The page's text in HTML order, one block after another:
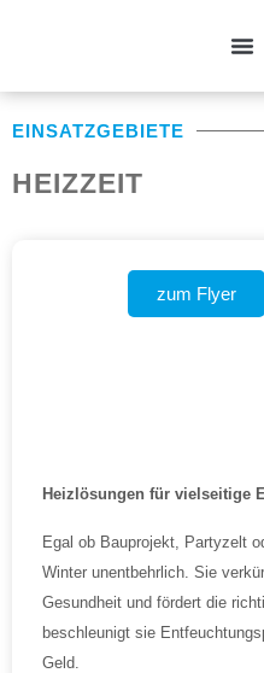
EINSATZGEBIETE
HEIZZEIT
Heizlösungen für vielseitige
Egal ob Bauprojekt, Partyzelt
Winter unentbehrlich. Sie
Gesundheit und fördert die
beschleunigt sie
Geld.
zum Flyer